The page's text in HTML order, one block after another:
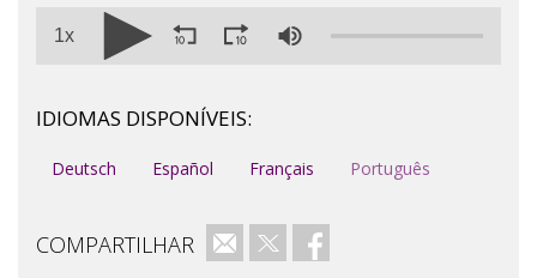
1x
IDIOMAS DISPONÍVEIS:
Deutsch Español Français Português
COMPARTILHAR e-mailTwitterFacebook